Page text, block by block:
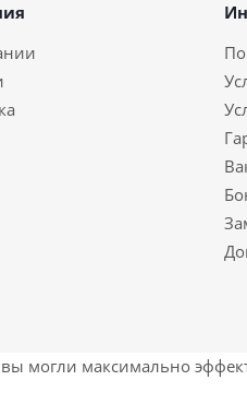
могли максимально